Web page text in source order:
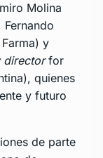
Molina
y
directorfor
quienes
y futuro
de parte